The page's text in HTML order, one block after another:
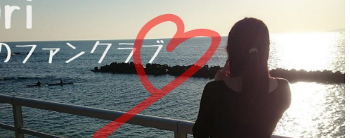
音楽 舞台・パフォーマンス
ゲーム・サービス開発 フード・飲食店
書籍・雑誌出版 アニメ・漫画
ソーシャルグッド ビューティー・ヘルスケア